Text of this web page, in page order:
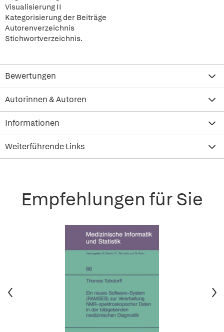
Visualisierung II
Kategorisierung der Beiträge
Autorenverzeichnis
Stichwortverzeichnis.
Bewertungen
Autorinnen & Autoren
Informationen
Weiterführende Links
Empfehlungen für Sie